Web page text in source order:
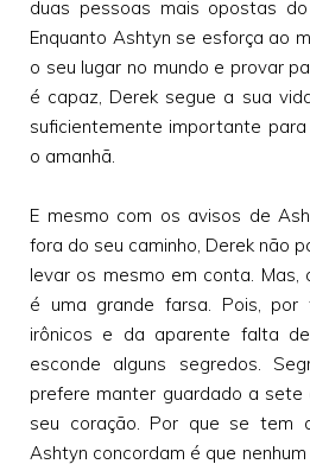
duas pessoas mais opostas
Enquanto Ashtyn se esforça ao
o seu lugar no mundo e provar
é capaz, Derek segue a sua
suficientemente importante
o amanhã.
E mesmo com os avisos de
fora do seu caminho, Derek não
levar os mesmo em conta. Mas,
é uma grande farsa. Pois, por
irônicos e da aparente falta
esconde alguns segredos.
prefere manter guardado a sete
seu coração. Por que se tem
Ashtyn concordam é que